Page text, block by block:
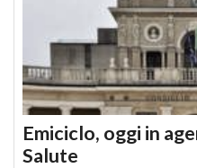
Emiciclo, oggi in
Salute